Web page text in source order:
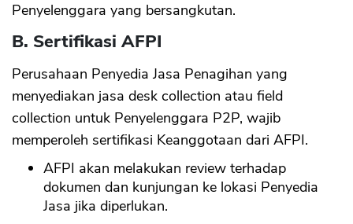
Penyelenggara yang bersangkutan.
B. Sertifikasi AFPI
Perusahaan Penyedia Jasa Penagihan yang
menyediakan jasa desk collection atau field
collection untuk Penyelenggara P2P, wajib
memperoleh sertifikasi Keanggotaan dari AFPI.
AFPI akan melakukan review terhadap
dokumen dan kunjungan ke lokasi Penyedia
Jasa jika diperlukan.